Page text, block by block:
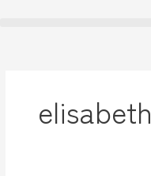
elisabeth